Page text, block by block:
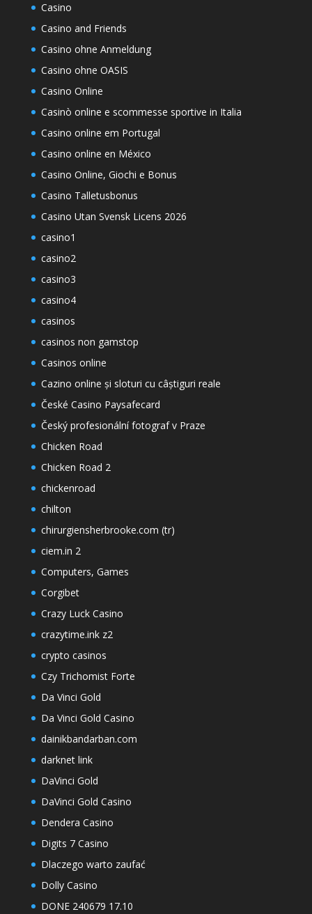
Casino
Casino and Friends
Casino ohne Anmeldung
Casino ohne OASIS
Casino Online
Casinò online e scommesse sportive in Italia
Casino online em Portugal
Casino online en México
Casino Online, Giochi e Bonus
Casino Talletusbonus
Casino Utan Svensk Licens 2026
casino1
casino2
casino3
casino4
casinos
casinos non gamstop
Casinos online
Cazino online și sloturi cu câștiguri reale
České Casino Paysafecard
Český profesionální fotograf v Praze
Chicken Road
Chicken Road 2
chickenroad
chilton
chirurgiensherbrooke.com (tr)
ciem.in 2
Computers, Games
Corgibet
Crazy Luck Casino
crazytime.ink z2
crypto casinos
Czy Trichomist Forte
Da Vinci Gold
Da Vinci Gold Casino
dainikbandarban.com
darknet link
DaVinci Gold
DaVinci Gold Casino
Dendera Casino
Digits 7 Casino
Dlaczego warto zaufać
Dolly Casino
DONE 240679 17.10